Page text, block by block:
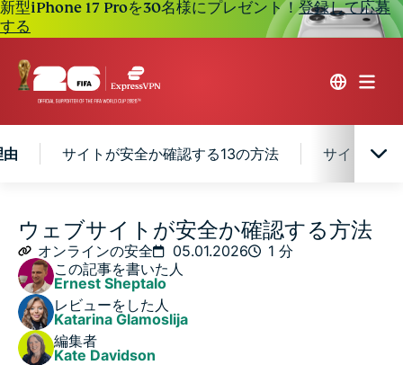
新型iPhone 17 Proを30名様にプレゼント！登録して応募
する
サイトが安全か確認する13の方法 サイトが安
クリックする前にサイト安全チェックを行うべき理由
サイトが安全か確認する13の方法
サイトが安全でないと感じた場合の対処方法
ウェブサイトが安全か確認する方法
オンラインの安全 05.01.2026
1 分
この記事を書いた人
Ernest Sheptalo
レビューをした人
Katarina Glamoslija
編集者
Kate Davidson